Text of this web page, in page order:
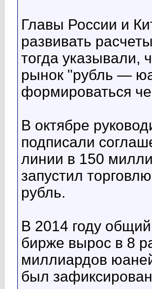
Главы России и
развивать
тогда указывали,
рынок "рубль —
формироваться
В октябре
подписали
линии в 150
запустил
рубль.
В 2014 году
бирже вырос в 8
миллиардов
был